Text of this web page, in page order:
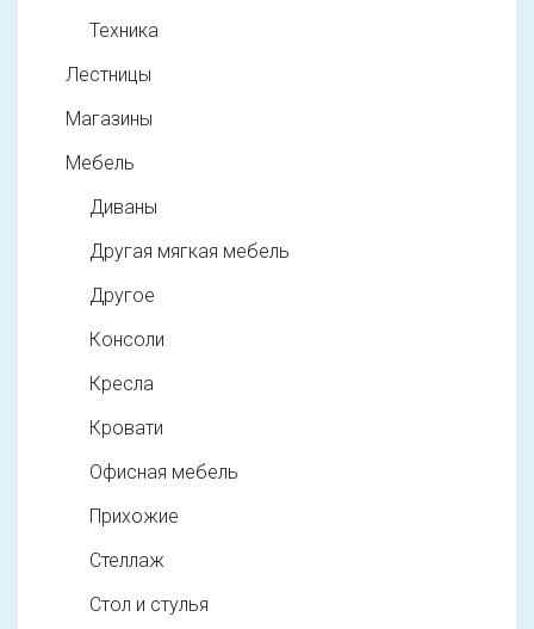
Техника
Лестницы
Магазины
Мебель
Диваны
Другая мягкая мебель
Другое
Консоли
Кресла
Кровати
Офисная мебель
Прихожие
Стеллаж
Стол и стулья